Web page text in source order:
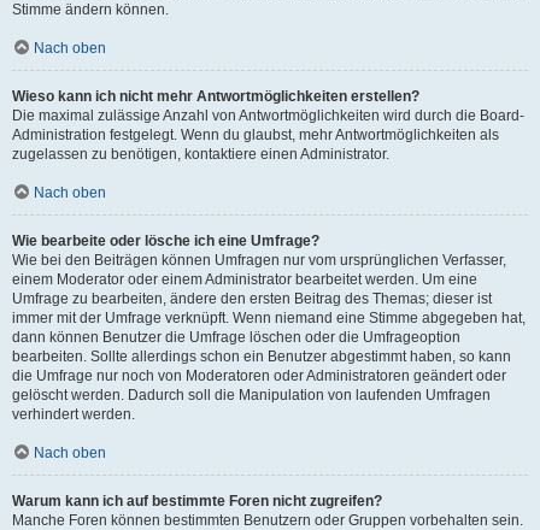
Stimme ändern können.
Nach oben
Wieso kann ich nicht mehr Antwortmöglichkeiten erstellen?
Die maximal zulässige Anzahl von Antwortmöglichkeiten wird durch die Board-
Administration festgelegt. Wenn du glaubst, mehr Antwortmöglichkeiten als
zugelassen zu benötigen, kontaktiere einen Administrator.
Nach oben
Wie bearbeite oder lösche ich eine Umfrage?
Wie bei den Beiträgen können Umfragen nur vom ursprünglichen Verfasser,
einem Moderator oder einem Administrator bearbeitet werden. Um eine
Umfrage zu bearbeiten, ändere den ersten Beitrag des Themas; dieser ist
immer mit der Umfrage verknüpft. Wenn niemand eine Stimme abgegeben hat,
dann können Benutzer die Umfrage löschen oder die Umfrageoption
bearbeiten. Sollte allerdings schon ein Benutzer abgestimmt haben, so kann
die Umfrage nur noch von Moderatoren oder Administratoren geändert oder
gelöscht werden. Dadurch soll die Manipulation von laufenden Umfragen
verhindert werden.
Nach oben
Warum kann ich auf bestimmte Foren nicht zugreifen?
Manche Foren können bestimmten Benutzern oder Gruppen vorbehalten sein.